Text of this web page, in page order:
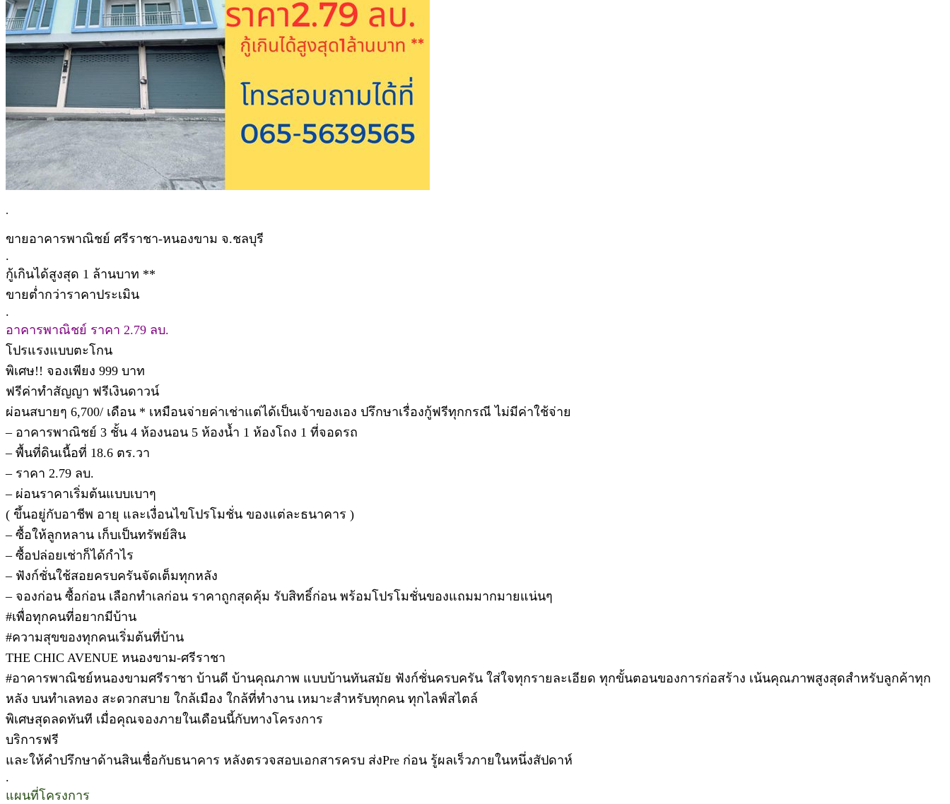
.
ขายอาคารพาณิชย์ ศรีราชา-หนองขาม จ.ชลบุรี
.
กู้เกินได้สูงสุด 1 ล้านบาท **
ขายต่ำกว่าราคาประเมิน
.
อาคารพาณิชย์ ราคา 2.79 ลบ.
โปรแรงแบบตะโกน
พิเศษ!! จองเพียง 999 บาท
ฟรีค่าทำสัญญา ฟรีเงินดาวน์
ผ่อนสบายๆ 6,700/ เดือน * เหมือนจ่ายค่าเช่าแต่ได้เป็นเจ้าของเอง ปรึกษาเรื่องกู้ฟรีทุกกรณี ไม่มีค่าใช้จ่าย
– อาคารพาณิชย์ 3 ชั้น 4 ห้องนอน 5 ห้องน้ำ 1 ห้องโถง 1 ที่จอดรถ
– พื้นที่ดินเนื้อที่ 18.6 ตร.วา
– ราคา 2.79 ลบ.
– ผ่อนราคาเริ่มต้นแบบเบาๆ
( ขึ้นอยู่กับอาชีพ อายุ และเงื่อนไขโปรโมชั่น ของแต่ละธนาคาร )
– ซื้อให้ลูกหลาน เก็บเป็นทรัพย์สิน
– ซื้อปล่อยเช่าก็ได้กำไร
– ฟังก์ชั่นใช้สอยครบครันจัดเต็มทุกหลัง
– จองก่อน ซื้อก่อน เลือกทำเลก่อน ราคาถูกสุดคุ้ม รับสิทธิ์ก่อน พร้อมโปรโมชั่นของแถมมากมายแน่นๆ
#เพื่อทุกคนที่อยากมีบ้าน
#ความสุขของทุกคนเริ่มต้นที่บ้าน
THE CHIC AVENUE หนองขาม-ศรีราชา
#อาคารพาณิชย์หนองขามศรีราชา บ้านดี บ้านคุณภาพ แบบบ้านทันสมัย ฟังก์ชั่นครบครัน ใส่ใจทุกรายละเอียด ทุกขั้นตอนของการก่อสร้าง เน้นคุณภาพสูงสุดสำหรับลูกค้าทุก
หลัง บนทำเลทอง สะดวกสบาย ใกล้เมือง ใกล้ที่ทำงาน เหมาะสำหรับทุกคน ทุกไลฟ์สไตล์
พิเศษสุดลดทันที เมื่อคุณจองภายในเดือนนี้กับทางโครงการ
บริการฟรี
และให้คำปรึกษาด้านสินเชื่อกับธนาคาร หลังตรวจสอบเอกสารครบ ส่งPre ก่อน รู้ผลเร็วภายในหนึ่งสัปดาห์
.
แผนที่โครงการ